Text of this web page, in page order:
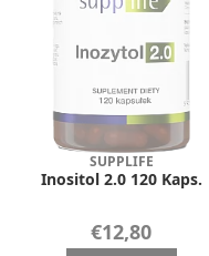
SUPPLIFE
Inositol 2.0 120 Kaps.
€12,80